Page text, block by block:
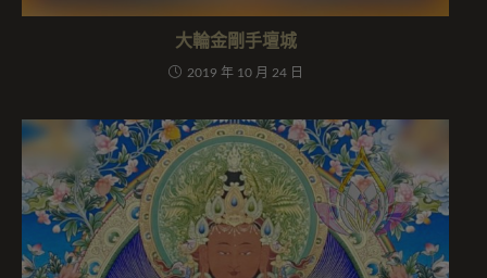
大輪金剛手壇城
2019 年 10 月 24 日